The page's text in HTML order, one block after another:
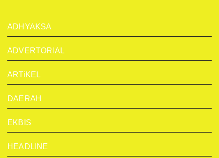
ADHYAKSA
ADVERTORIAL
ARTiKEL
DAERAH
EKBIS
HEADLINE